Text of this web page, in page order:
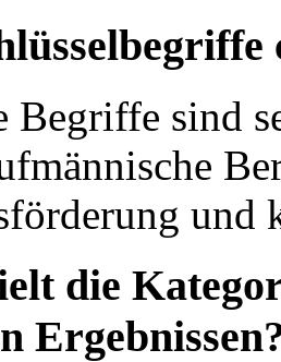
Begriffe sind
und
die